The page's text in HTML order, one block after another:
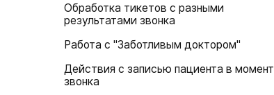
Обработка тикетов с разными
результатами звонка
Работа с "Заботливым доктором"
Действия с записью пациента в момент
звонка